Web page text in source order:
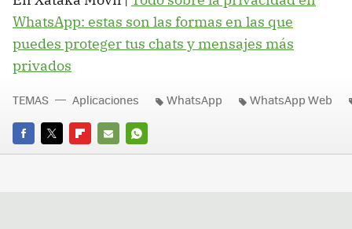
WhatsApp: estas son las formas en las que
puedes proteger tus chats y mensajes más
privados
FACEBOOK
TWITTERFLIPBOARD
E-
WHATSAPP
TEMAS Aplicaciones WhatsApp WhatsApp Web